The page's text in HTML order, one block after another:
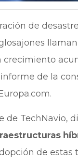
de
llaman
crecimiento
de la
de TechNavio,
de